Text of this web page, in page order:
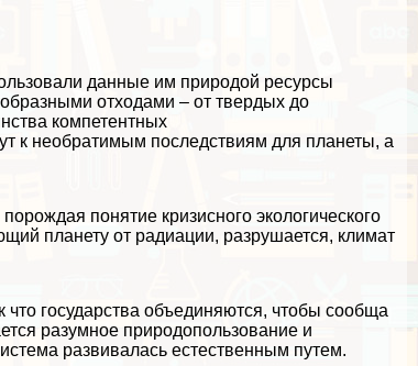
данные им природой ресурсы
отходами – от твердых до
компетентных
к необратимым последствиям для планеты, а
понятие кризисного экологического
планету от радиации, разрушается, климат
государства объединяются, чтобы сообща
разумное природопользование и
развивалась естественным путем.